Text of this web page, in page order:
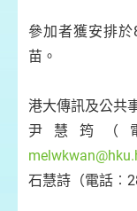
參加者獲安排
苗。
港大傳訊及公共
尹慧筠（
石慧詩（電話